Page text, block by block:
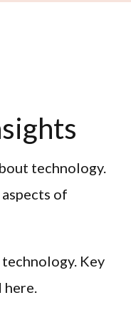
technology.
of
Key
here.